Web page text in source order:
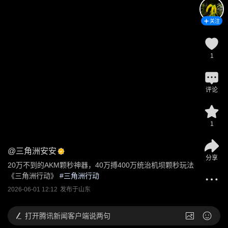
@三角洲安安
20万不到的AKM颗秒神器，40万搏400万统治机坝颗秒玩法
《三角洲行动》
#三角洲行动
2026-06-01 12:12 发布于山东
关注
1
评论
1
分享
打开腾讯新闻客户端说两句